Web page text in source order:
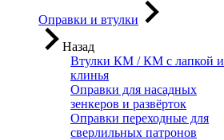
Оправки и втулки
Назад
Втулки КМ / КМ с лапкой и
клинья
Оправки для насадных
зенкеров и развёрток
Оправки переходные для
сверлильных патронов